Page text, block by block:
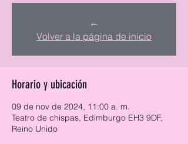
←
Volver a la página de inicio
Horario y ubicación
09 de nov de 2024, 11:00 a. m.
Teatro de chispas, Edimburgo EH3 9DF,
Reino Unido